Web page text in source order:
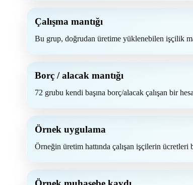
Çalışma mantığı
Bu grup, doğrudan üretime yüklenebilen işçilik
Borç / alacak mantığı
72 grubu kendi başına borç/alacak çalışan bir
Örnek uygulama
Örneğin üretim hattında çalışan işçilerin ücretleri